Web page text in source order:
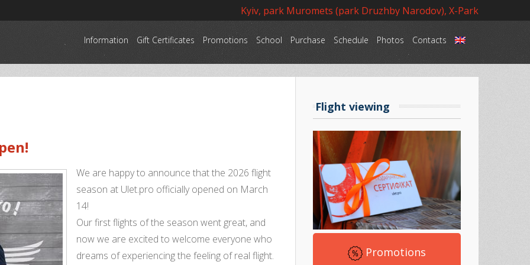
Kyiv, park Muromets (park Druzhby Narodov), X-Park
Information Gift Certificates Promotions School Purchase Schedule Photos Contacts Language
We are happy to announce that the 2026 flight
season at Ulet.pro officially opened on March
14!
Our first flights of the season went great, and
now we are excited to welcome everyone who
dreams of experiencing the feeling of real flight.
Flight viewing
Promotions